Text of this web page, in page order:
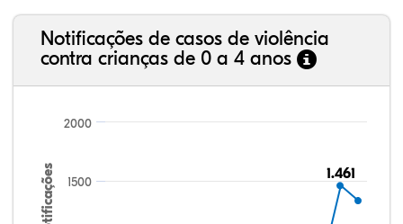
Notificações de casos de violência
contra crianças de 0 a 4 anos
1.461
1.461
1500
2000